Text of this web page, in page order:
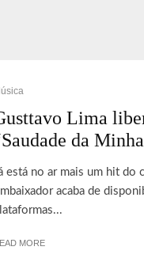
Lima
da
está no ar mais um hit do
acaba de
MORE